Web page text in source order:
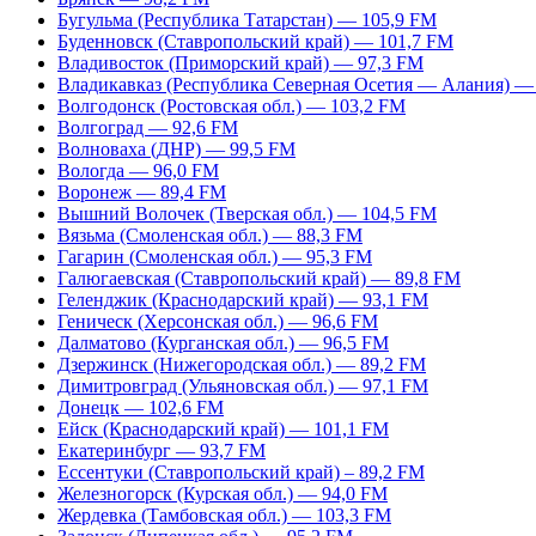
Бугульма (Республика Татарстан) — 105,9 FM
Буденновск (Ставропольский край) — 101,7 FM
Владивосток (Приморский край) — 97,3 FM
Владикавказ (Республика Северная Осетия — Алания)
Волгодонск (Ростовская обл.) — 103,2 FM
Волгоград — 92,6 FM
Волноваха (ДНР) — 99,5 FM
Вологда — 96,0 FM
Воронеж — 89,4 FM
Вышний Волочек (Тверская обл.) — 104,5 FM
Вязьма (Смоленская обл.) — 88,3 FM
Гагарин (Смоленская обл.) — 95,3 FM
Галюгаевская (Ставропольский край) — 89,8 FM
Геленджик (Краснодарский край) — 93,1 FM
Геническ (Херсонская обл.) — 96,6 FM
Далматово (Курганская обл.) — 96,5 FM
Дзержинск (Нижегородская обл.) — 89,2 FM
Димитровград (Ульяновская обл.) — 97,1 FM
Донецк — 102,6 FM
Ейск (Краснодарский край) — 101,1 FM
Екатеринбург — 93,7 FM
Ессентуки (Ставропольский край) – 89,2 FM
Железногорск (Курская обл.) — 94,0 FM
Жердевка (Тамбовская обл.) — 103,3 FM